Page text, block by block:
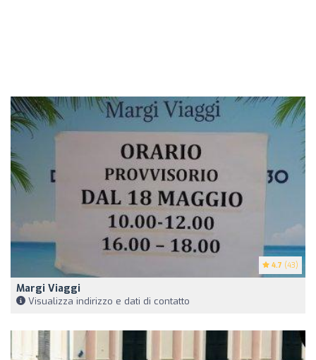
4.7 (43)
Margi Viaggi
Visualizza indirizzo e dati di contatto